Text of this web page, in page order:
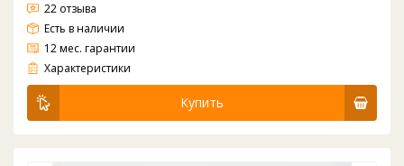
22 отзыва
Есть в наличии
12 мес. гарантии
Материал: стекло
Вода: комнатная
Цвет: прозрачный
Кран: пластик
Объем: 2 л
Характеристики
Купить